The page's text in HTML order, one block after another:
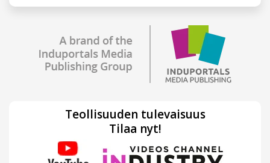
Teollisuuden tulevaisuus
Tilaa nyt!